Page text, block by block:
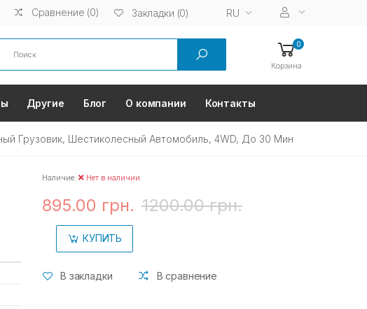
Сравнение (0) Закладки (0) RU
Search 0
Корзина
Другие Блог О компании Контакты
Грузовик, Шестиколесный Автомобиль, 4WD, До 30 Мин
Наличие: Нет в наличии
895.00 грн. 1200.00 грн.
КУПИТЬ
В закладки В сравнение